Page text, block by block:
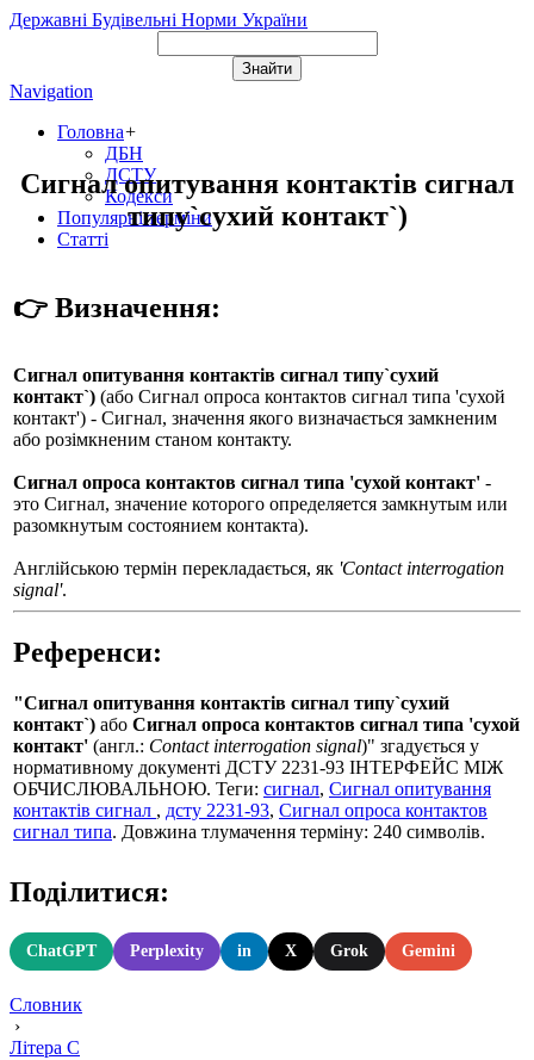
Державні Будівельні Норми України
Navigation
Головна+
ДБН
ДСТУ
Кодекси
Популярні терміни
Статті
Сигнал опитування контактів сигнал
типу`сухий контакт`)
👉 Визначення:
Сигнал опитування контактів сигнал типу`сухий
контакт`) (або Сигнал опроса контактов сигнал типа 'сухой
контакт') - Сигнал, значення якого визначається замкненим
або розімкненим станом контакту.
Сигнал опроса контактов сигнал типа 'сухой контакт' -
это Сигнал, значение которого определяется замкнутым или
разомкнутым состоянием контакта).
Англійською термін перекладається, як 'Contact interrogation
signal'.
Референси:
"Сигнал опитування контактів сигнал типу`сухий
контакт`) або Сигнал опроса контактов сигнал типа 'сухой
контакт' (англ.: Contact interrogation signal)" згадується у
нормативному документі ДСТУ 2231-93 ІНТЕРФЕЙС МІЖ
ОБЧИСЛЮВАЛЬНОЮ. Теги: сигнал, Сигнал опитування
контактів сигнал , дсту 2231-93, Сигнал опроса контактов
сигнал типа. Довжина тлумачення терміну: 240 символів.
Поділитися:
ChatGPT Perplexity in X Grok Gemini
Словник
›
Літера С